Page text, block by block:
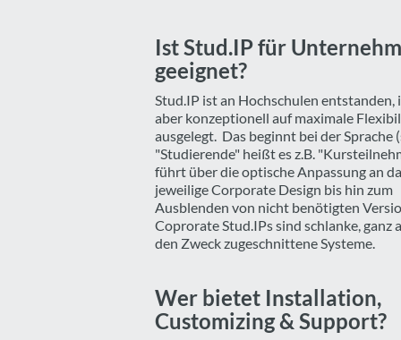
Ist Stud.IP für
geeignet?
Stud.IP ist an Hochschulen entstanden,
aber konzeptionell auf maximale
ausgelegt. Das beginnt bei der Sprache
"Studierende" heißt es z.B.
führt über die optische Anpassung an
jeweilige Corporate Design bis hin zum
Ausblenden von nicht benötigten
Coprorate Stud.IPs sind schlanke, ganz
den Zweck zugeschnittene Systeme.
Wer bietet Installation,
Customizing & Support?